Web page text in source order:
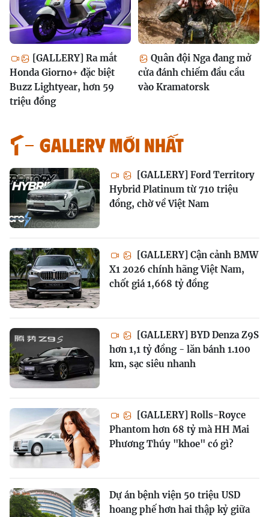
[GALLERY] Ra mắt
Honda Giorno+ đặc biệt
Buzz Lightyear, hơn 59
triệu đồng
Quân đội Nga đang mở
cửa đánh chiếm đầu cầu
vào Kramatorsk
GALLERY MỚI NHẤT
[GALLERY] Ford Territory
Hybrid Platinum từ 710 triệu
đồng, chờ về Việt Nam
[GALLERY] Cận cảnh BMW
X1 2026 chính hãng Việt Nam,
chốt giá 1,668 tỷ đồng
[GALLERY] BYD Denza Z9S
hơn 1,1 tỷ đồng - lăn bánh 1.100
km, sạc siêu nhanh
[GALLERY] Rolls-Royce
Phantom hơn 68 tỷ mà HH Mai
Phương Thúy "khoe" có gì?
Dự án bệnh viện 50 triệu USD
hoang phế hơn hai thập kỷ giữa